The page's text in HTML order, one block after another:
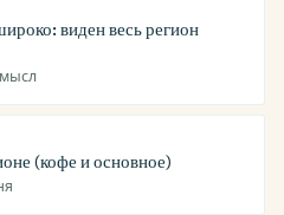
виден весь регион
(кофе и основное)